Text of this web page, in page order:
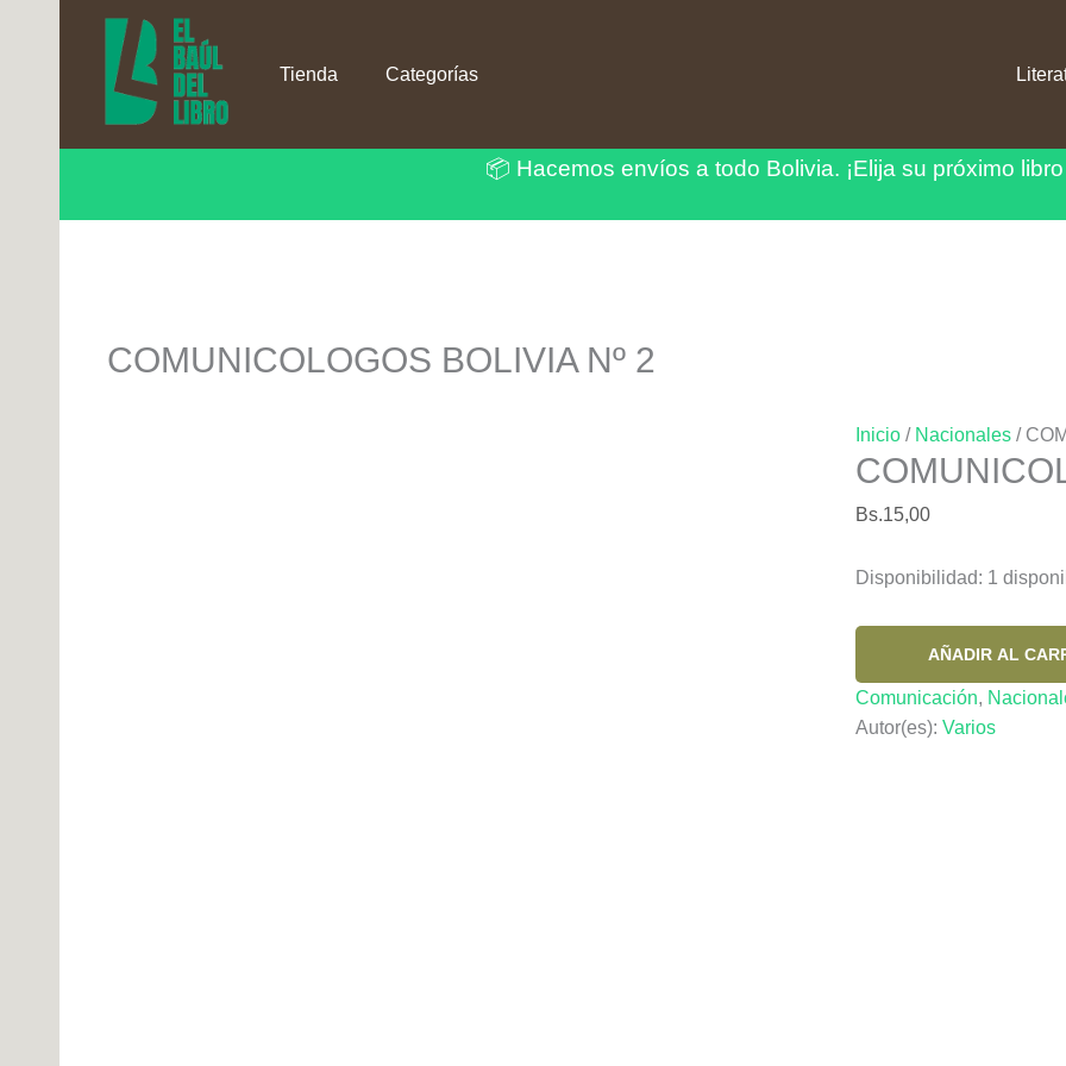
contenido
Tienda Categorías
📦 Hacemos envíos a todo Bolivia. ¡Elija su próximo
COMUNICOLOGOS BOLIVIA Nº 2
Inicio/ Nacionales/
Bs.15,00
Disponibilidad: 1
Nº
2
AÑADIR AL
Comunicación,
Autor(es): Varios